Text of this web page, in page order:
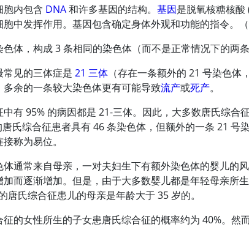
胞内包含 DNA和许多基因的结构。基因是脱氧核糖核
胞中发挥作用。基因包含确定身体外观和功能的指令。
体，构成 3 条相同的染色体（而不是正常情况下的两
常见的三体症是21 三体 （存在一条额外的 21 号染色
多余的一条较大染色体更有可能导致流产或死产。
中有 95% 的病因都是 21-三体。因此，大多数唐氏综合
氏综合征患者具有 46 条染色体，但额外的一条 21 号
称为易位。
体通常来自母亲，一对夫妇生下有额外染色体的婴儿的
加而逐渐增加。但是，由于大多数婴儿都是年轻母亲所
唐氏综合征患儿的母亲是年龄大于 35 岁的。
征的女性所生的子女患唐氏综合征的概率约为 40%。然